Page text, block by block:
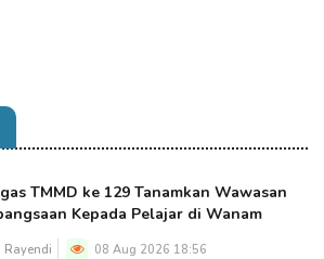
TMMD ke 129 Tanamkan Wawasan
Kepada Pelajar di Wanam
Rayendi 08 Aug 2026 18:56